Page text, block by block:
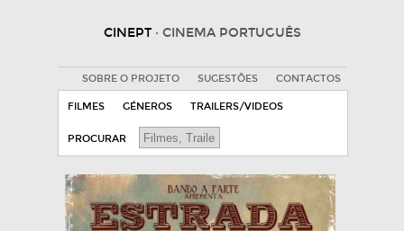
CINEPT · CINEMA PORTUGUÊS
SOBRE O PROJETO SUGESTÕES CONTACTOS
FILMES GÉNEROS TRAILERS/VIDEOS
PROCURAR